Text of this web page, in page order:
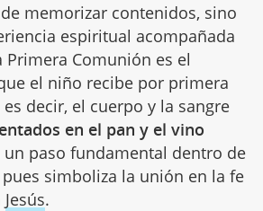
memorizar contenidos, sino
espiritual acompañada
Comunión es el
el niño recibe por primera
decir, el cuerpo y la sangre
en el pan y el vino
un paso fundamental dentro de
simboliza la unión en la fe
Jesús.